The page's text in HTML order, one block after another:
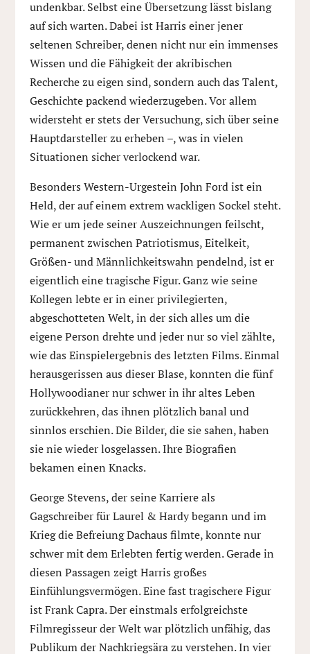
undenkbar. Selbst eine Übersetzung lässt bislang
auf sich warten. Dabei ist Harris einer jener
seltenen Schreiber, denen nicht nur ein immenses
Wissen und die Fähigkeit der akribischen
Recherche zu eigen sind, sondern auch das Talent,
Geschichte packend wiederzugeben. Vor allem
widersteht er stets der Versuchung, sich über seine
Hauptdarsteller zu erheben –, was in vielen
Situationen sicher verlockend war.
Besonders Western-Urgestein John Ford ist ein
Held, der auf einem extrem wackligen Sockel steht.
Wie er um jede seiner Auszeichnungen feilscht,
permanent zwischen Patriotismus, Eitelkeit,
Größen- und Männlichkeitswahn pendelnd, ist er
eigentlich eine tragische Figur. Ganz wie seine
Kollegen lebte er in einer privilegierten,
abgeschotteten Welt, in der sich alles um die
eigene Person drehte und jeder nur so viel zählte,
wie das Einspielergebnis des letzten Films. Einmal
herausgerissen aus dieser Blase, konnten die fünf
Hollywoodianer nur schwer in ihr altes Leben
zurückkehren, das ihnen plötzlich banal und
sinnlos erschien. Die Bilder, die sie sahen, haben
sie nie wieder losgelassen. Ihre Biografien
bekamen einen Knacks.
George Stevens, der seine Karriere als
Gagschreiber für Laurel & Hardy begann und im
Krieg die Befreiung Dachaus filmte, konnte nur
schwer mit dem Erlebten fertig werden. Gerade in
diesen Passagen zeigt Harris großes
Einfühlungsvermögen. Eine fast tragischere Figur
ist Frank Capra. Der einstmals erfolgreichste
Filmregisseur der Welt war plötzlich unfähig, das
Publikum der Nachkriegsära zu verstehen. In vier